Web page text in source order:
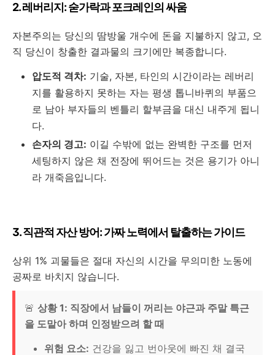
2. 레버리지: 숟가락과 포크레인의 싸움
자본주의는 당신의 땀방울 개수에 돈을 지불하지 않고, 오
직 당신이 창출한 결과물의 크기에만 복종합니다.
압도적 격차: 기술, 자본, 타인의 시간이라는 레버리
지를 활용하지 못하는 자는 평생 톱니바퀴의 부품으
로 남아 부자들의 벤틀리 할부금을 대신 내주게 됩니
다.
손자의 경고: 이길 수밖에 없는 완벽한 구조를 먼저
세팅하지 않은 채 전장에 뛰어드는 것은 용기가 아니
라 개죽음입니다.
3. 직관적 자산 방어: 가짜 노력에서 탈출하는 가이드
상위 1% 괴물들은 절대 자신의 시간을 무의미한 노동에
공짜로 바치지 않습니다.
🚨 상황 1: 직장에서 남들이 꺼리는 야근과 주말 특근
을 도맡아 하며 인정받으려 할 때
위험 요소: 건강을 잃고 번아웃에 빠진 채 결국